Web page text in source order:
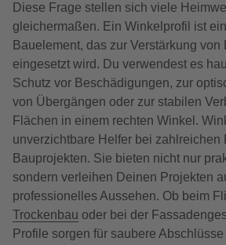
Diese Frage stellen sich viele
gleichermaßen. Ein Winkelprofil ist
Bauelement, das zur Verstärkung von
eingesetzt wird. Du verwendest es
Schutz vor Beschädigungen, zur
von Übergängen oder zur stabilen
Flächen in einem rechten Winkel.
unverzichtbare Helfer bei zahlreichen
Bauprojekten. Sie bieten nicht nur
sondern verleihen Deinen Projekten
professionelles Aussehen. Ob beim
Trockenbau oder bei der
Profile sorgen für saubere